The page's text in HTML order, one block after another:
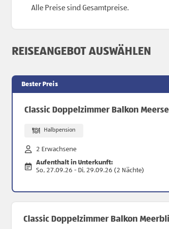
Alle Preise sind Gesamtpreise.
REISEANGEBOT AUSWÄHLEN
Bester Preis
Classic Doppelzimmer Balkon
Halbpension
2 Erwachsene
Aufenthalt in Unterkunft:
So, 27.09.26 - Di, 29.09.26 (2 Nächte)
Classic Doppelzimmer Balkon